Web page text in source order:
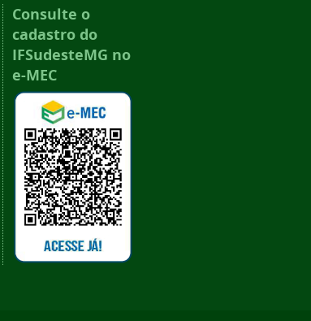
Consulte o
cadastro do
IFSudesteMG no
e-MEC